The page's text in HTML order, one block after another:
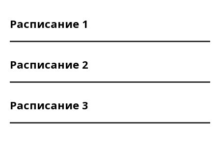
Расписание 1
Расписание 2
Расписание 3